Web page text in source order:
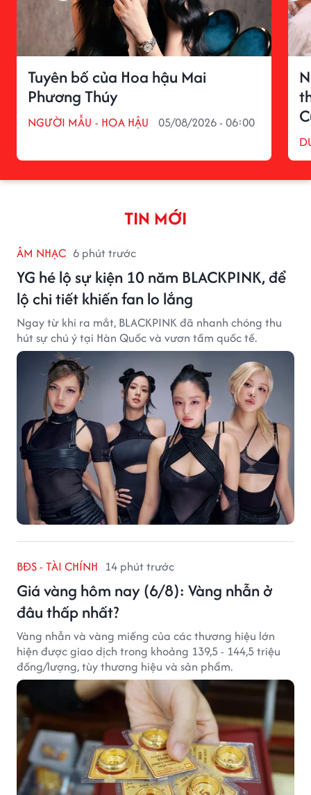
Tuyên bố của Hoa hậu Mai
Phương Thúy
NGƯỜI MẪU - HOA HẬU 05/08/2026 - 06:00
TIN MỚI
ÂM NHẠC 6 phút trước
YG hé lộ sự kiện 10 năm BLACKPINK, để
lộ chi tiết khiến fan lo lắng
Ngay từ khi ra mắt, BLACKPINK đã nhanh chóng thu
hút sự chú ý tại Hàn Quốc và vươn tầm quốc tế.
BĐS - TÀI CHÍNH 14 phút trước
Giá vàng hôm nay (6/8): Vàng nhẫn ở
đâu thấp nhất?
Vàng nhẫn và vàng miếng của các thương hiệu lớn
hiện được giao dịch trong khoảng 139,5 - 144,5 triệu
đồng/lượng, tùy thương hiệu và sản phẩm.